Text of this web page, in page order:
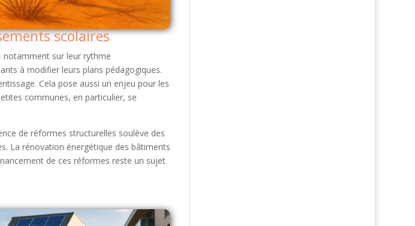
scolaires
notamment sur leur rythme
à modifier leurs plans pédagogiques.
Cela pose aussi un enjeu pour les
communes, en particulier, se
de réformes structurelles soulève des
La rénovation énergétique des bâtiments
de ces réformes reste un sujet